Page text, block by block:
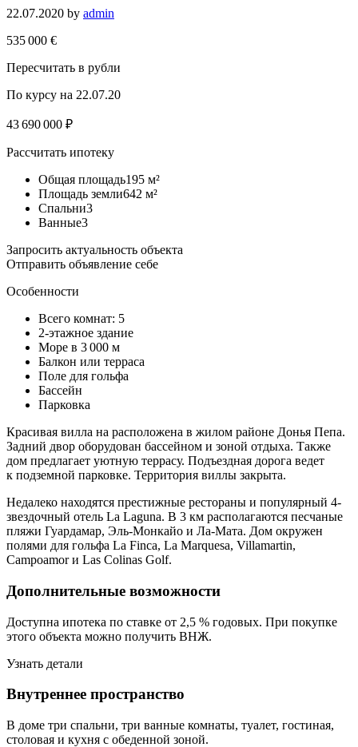
22.07.2020 by admin
535 000 €
Пересчитать в рубли
По курсу на 22.07.20
43 690 000 ₽
Рассчитать ипотеку
Общая площадь195 м²
Площадь земли642 м²
Спальни3
Ванные3
Запросить актуальность объекта
Отправить объявление себе
Особенности
Всего комнат: 5
2-этажное здание
Море в 3 000 м
Балкон или терраса
Поле для гольфа
Бассейн
Парковка
Красивая вилла на расположена в жилом районе Донья Пепа.
Задний двор оборудован бассейном и зоной отдыха. Также
дом предлагает уютную террасу. Подъездная дорога ведет
к подземной парковке. Территория виллы закрыта.
Недалеко находятся престижные рестораны и популярный 4-
звездочный отель La Laguna. В 3 км располагаются песчаные
пляжи Гуардамар, Эль-Монкайо и Ла-Мата. Дом окружен
полями для гольфа La Finca, La Marquesa, Villamartin,
Campoamor и Las Colinas Golf.
Дополнительные возможности
Доступна ипотека по ставке от 2,5 % годовых. При покупке
этого объекта можно получить ВНЖ.
Узнать детали
Внутреннее пространство
В доме три спальни, три ванные комнаты, туалет, гостиная,
столовая и кухня с обеденной зоной.